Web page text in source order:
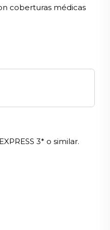
coberturas médicas
3* o similar.